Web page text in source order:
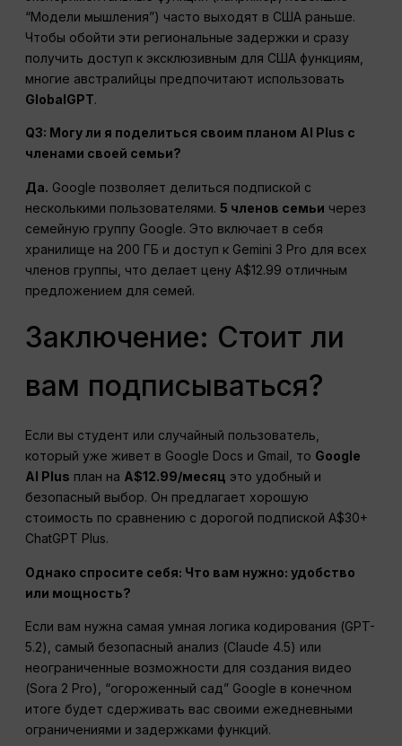
“Модели мышления”) часто выходят в США раньше.
Чтобы обойти эти региональные задержки и сразу
получить доступ к эксклюзивным для США функциям,
многие австралийцы предпочитают использовать
GlobalGPT.
Q3: Могу ли я поделиться своим планом AI Plus с
членами своей семьи?
Да. Google позволяет делиться подпиской с
несколькими пользователями.5 членов семьи через
семейную группу Google. Это включает в себя
хранилище на 200 ГБ и доступ к Gemini 3 Pro для всех
членов группы, что делает цену A$12.99 отличным
предложением для семей.
Заключение: Стоит ли
вам подписываться?
Если вы студент или случайный пользователь,
который уже живет в Google Docs и Gmail, то Google
AI Plus план на A$12.99/месяц это удобный и
безопасный выбор. Он предлагает хорошую
стоимость по сравнению с дорогой подпиской A$30+
ChatGPT Plus.
Однако спросите себя: Что вам нужно: удобство
или мощность?
Если вам нужна самая умная логика кодирования (GPT-
5.2), самый безопасный анализ (Claude 4.5) или
неограниченные возможности для создания видео
(Sora 2 Pro), “огороженный сад” Google в конечном
итоге будет сдерживать вас своими ежедневными
ограничениями и задержками функций.